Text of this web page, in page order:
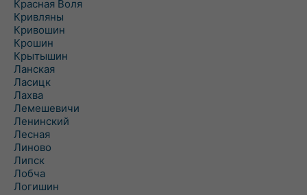
Красная Воля
Кривляны
Кривошин
Крошин
Крытышин
Ланская
Ласицк
Лахва
Лемешевичи
Ленинский
Лесная
Линово
Липск
Лобча
Логишин